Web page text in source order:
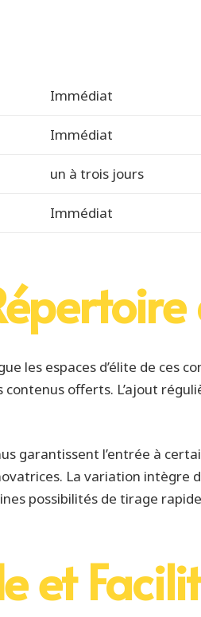
Immédiat
Immédiat
un à trois jours
Immédiat
les espaces d’élite de ces
offerts. L’ajout
garantissent l’entrée à
La variation intègre
possibilités de tirage
et